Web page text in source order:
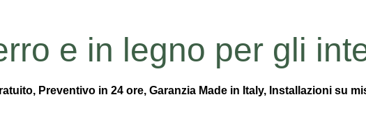
e in legno per gli
Preventivo in 24 ore, Garanzia Made in Italy, Installazioni su